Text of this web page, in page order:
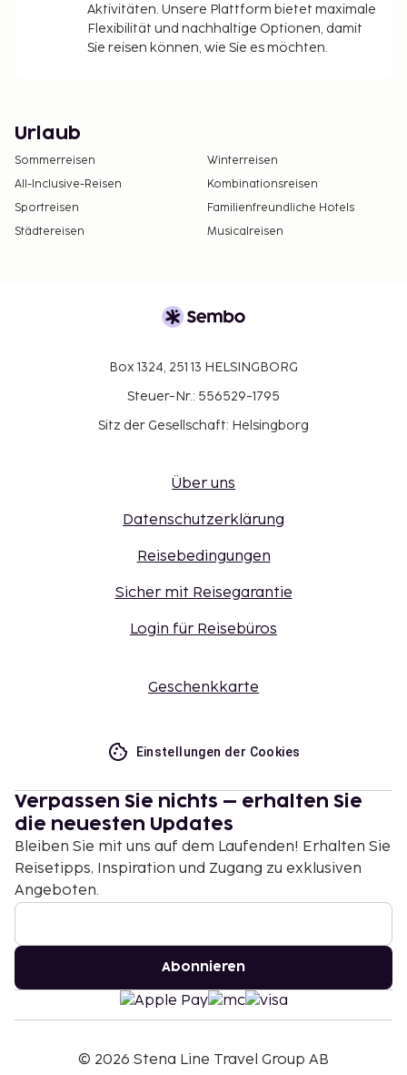
Aktivitäten. Unsere Plattform bietet maximale
Flexibilität und nachhaltige Optionen, damit
Sie reisen können, wie Sie es möchten.
Urlaub
Sommerreisen
Winterreisen
All-Inclusive-Reisen
Kombinationsreisen
Sportreisen
Familienfreundliche Hotels
Städtereisen
Musicalreisen
Box 1324, 251 13 HELSINGBORG
Steuer-Nr.: 556529-1795
Sitz der Gesellschaft: Helsingborg
Über uns
Datenschutzerklärung
Reisebedingungen
Sicher mit Reisegarantie
Login für Reisebüros
Geschenkkarte
Einstellungen der Cookies
Verpassen Sie nichts – erhalten Sie
die neuesten Updates
Bleiben Sie mit uns auf dem Laufenden! Erhalten Sie
Reisetipps, Inspiration und Zugang zu exklusiven
Angeboten.
Abonnieren
© 2026 Stena Line Travel Group AB